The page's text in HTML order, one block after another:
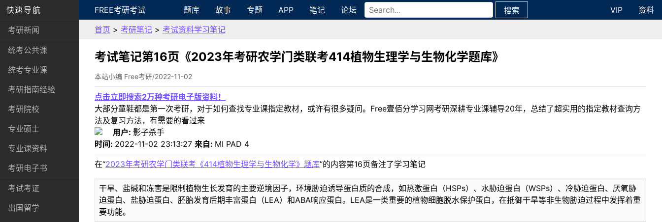
快速导航
考研新闻
统考公共课
统考专业课
考研指南经验
考研院校
专业硕士
专业课资料
考研电子书
考试考证
出国留学
FREE考研考试 题库 故事 专题 APP 笔记 论坛 搜索 VIP
资料
首页 > 考研笔记 > 考试资料学习笔记
考试笔记第16页《2023年考研农学门类联考414植物生理学与生物化学题库》
本站小编 Free考研/2022-11-02
点击立即搜索2万种考研电子版资料！
大部分童鞋都是第一次考研，对于如何查找专业课指定教材，或许有很多疑问。Free壹佰分学习网考研深耕专业课辅导20年，总结了超实用的指定教材查询方
法及复习方法，有需要的看过来
用户: 影子杀手
时间: 2022-11-02 23:13:27 来自: MI PAD 4
在“2023年考研农学门类联考《414植物生理学与生物化学》题库”的内容第16页备注了学习笔记
干旱、盐碱和冻害是限制植物生长发育的主要逆境因子，环境胁迫诱导蛋白质的合成，如热激蛋白（HSPs）、水胁迫蛋白（WSPs）、冷胁迫蛋白、厌氧胁
迫蛋白、盐胁迫蛋白、胚胎发育后期丰富蛋白（LEA）和ABA响应蛋白。LEA是一类重要的植物细胞脱水保护蛋白，在抵御干旱等非生物胁迫过程中发挥着重
要功能。